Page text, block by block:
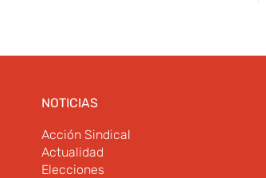
NOTICIAS
Acción Sindical
Actualidad
Elecciones